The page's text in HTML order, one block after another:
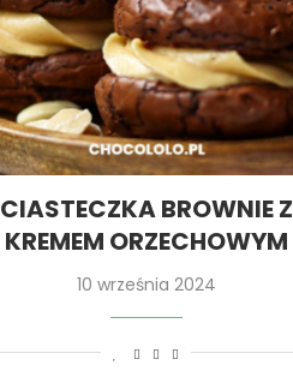
CIASTECZKA BROWNIE Z
KREMEM ORZECHOWYM
10 września 2024